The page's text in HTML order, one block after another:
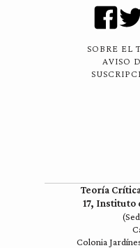
SOBRE EL
AVISO
Teoría
17, Instituto
Colonia